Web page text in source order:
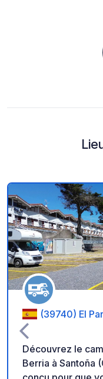
(39740) El
Découvrez le
Berria à Santoña